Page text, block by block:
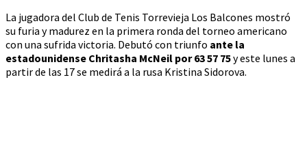
La jugadora del Club de Tenis Torrevieja Los Balcones mostró
su furia y madurez en la primera ronda del torneo americano
con una sufrida victoria. Debutó con triunfo ante la
estadounidense Chritasha McNeil por 63 57 75y este lunes a
partir de las 17 se medirá a la rusa Kristina Sidorova.